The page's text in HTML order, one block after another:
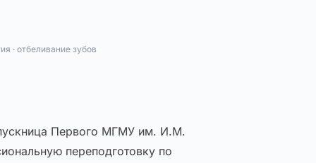
· отбеливание зубов
Первого МГМУ им. И.М.
переподготовку по